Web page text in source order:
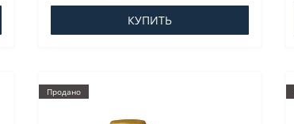
КУПИТЬ
Продано